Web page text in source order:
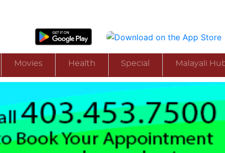
Movies Health Special Malayali